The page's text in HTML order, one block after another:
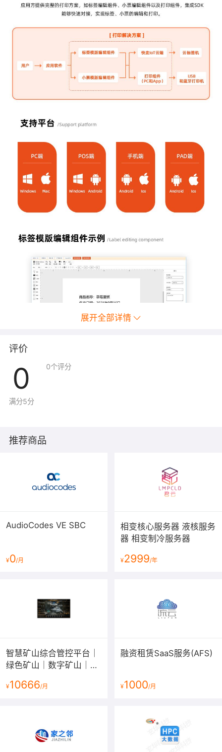
展开全部详情
评价
0
满分5分
0个评分
推荐商品
AudioCodes VE SBC
¥0/月
相变核心服务器 液核服务
器 相变制冷服务器
¥2999/年
智慧矿山综合管控平台｜
绿色矿山｜数字矿山｜互
台
¥10666/月
融资租赁SaaS服务(AFS)
¥1000/月